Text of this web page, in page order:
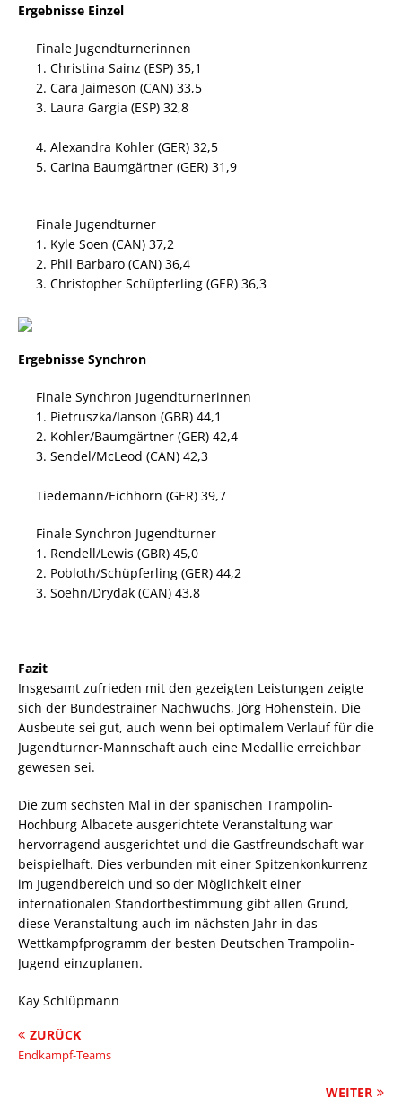
Ergebnisse Einzel
Finale Jugendturnerinnen
1. Christina Sainz (ESP) 35,1
2. Cara Jaimeson (CAN) 33,5
3. Laura Gargia (ESP) 32,8
4. Alexandra Kohler (GER) 32,5
5. Carina Baumgärtner (GER) 31,9
Finale Jugendturner
1. Kyle Soen (CAN) 37,2
2. Phil Barbaro (CAN) 36,4
3. Christopher Schüpferling (GER) 36,3
Ergebnisse Synchron
Finale Synchron Jugendturnerinnen
1. Pietruszka/Ianson (GBR) 44,1
2. Kohler/Baumgärtner (GER) 42,4
3. Sendel/McLeod (CAN) 42,3
Tiedemann/Eichhorn (GER) 39,7
Finale Synchron Jugendturner
1. Rendell/Lewis (GBR) 45,0
2. Pobloth/Schüpferling (GER) 44,2
3. Soehn/Drydak (CAN) 43,8
Fazit
Insgesamt zufrieden mit den gezeigten Leistungen zeigte
sich der Bundestrainer Nachwuchs, Jörg Hohenstein. Die
Ausbeute sei gut, auch wenn bei optimalem Verlauf für die
Jugendturner-Mannschaft auch eine Medallie erreichbar
gewesen sei.
Die zum sechsten Mal in der spanischen Trampolin-
Hochburg Albacete ausgerichtete Veranstaltung war
hervorragend ausgerichtet und die Gastfreundschaft war
beispielhaft. Dies verbunden mit einer Spitzenkonkurrenz
im Jugendbereich und so der Möglichkeit einer
internationalen Standortbestimmung gibt allen Grund,
diese Veranstaltung auch im nächsten Jahr in das
Wettkampfprogramm der besten Deutschen Trampolin-
Jugend einzuplanen.
Kay Schlüpmann
ZURÜCK
Endkampf-Teams
WEITER